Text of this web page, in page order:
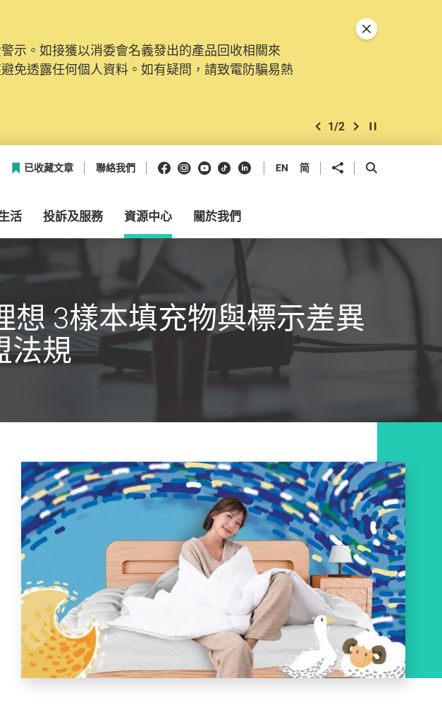
示。如接獲以消委會名義發出的產品回收相關來
免透露任何個人資料。如有疑問，請致電防騙易熱
上一個
1/2 下一個開始/暫停幻燈
關閉特別通告
已收藏文章 聯絡我們 Facebook
Instagram
Youtube
抖音領英 EN 简 分享到 開啟搜尋框
活 投訴及服務 資源中心 關於我們
3樣本填充物與標示差異
法規